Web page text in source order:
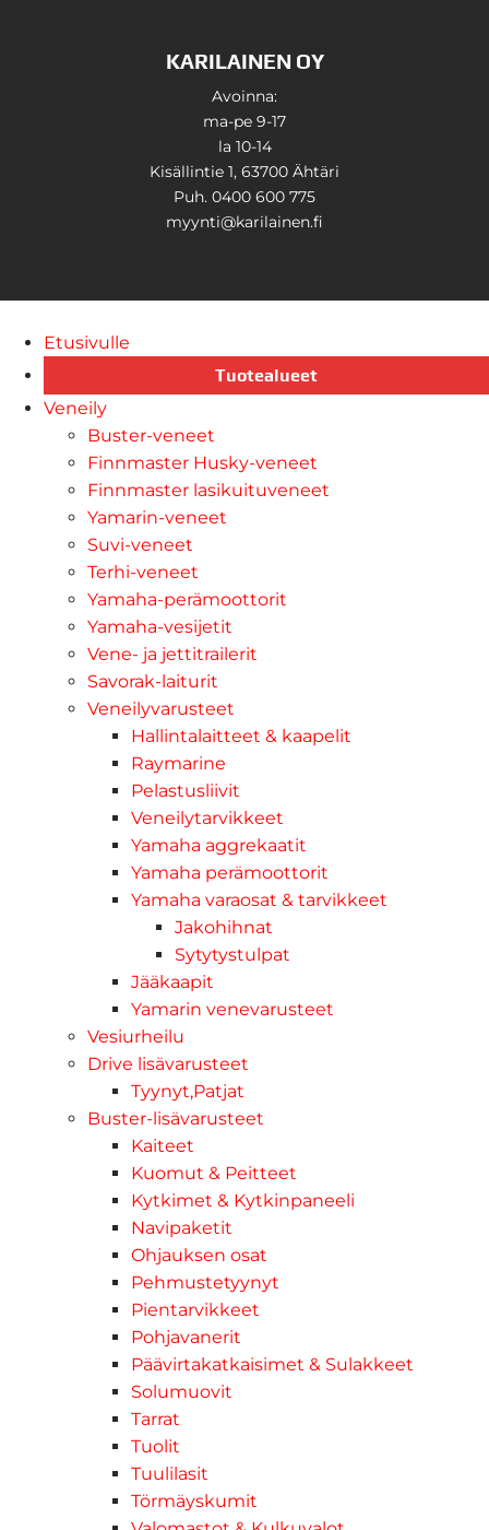
KARILAINEN OY
Avoinna:
ma-pe 9-17
la 10-14
Kisällintie 1, 63700 Ähtäri
Puh. 0400 600 775
myynti@karilainen.fi
Etusivulle
Tuotealueet
Veneily
Buster-veneet
Finnmaster Husky-veneet
Finnmaster lasikuituveneet
Yamarin-veneet
Suvi-veneet
Terhi-veneet
Yamaha-perämoottorit
Yamaha-vesijetit
Vene- ja jettitrailerit
Savorak-laiturit
Veneilyvarusteet
Hallintalaitteet & kaapelit
Raymarine
Pelastusliivit
Veneilytarvikkeet
Yamaha aggrekaatit
Yamaha perämoottorit
Yamaha varaosat & tarvikkeet
Jakohihnat
Sytytystulpat
Jääkaapit
Yamarin venevarusteet
Vesiurheilu
Drive lisävarusteet
Tyynyt,Patjat
Buster-lisävarusteet
Kaiteet
Kuomut & Peitteet
Kytkimet & Kytkinpaneeli
Navipaketit
Ohjauksen osat
Pehmustetyynyt
Pientarvikkeet
Pohjavanerit
Päävirtakatkaisimet & Sulakkeet
Solumuovit
Tarrat
Tuolit
Tuulilasit
Törmäyskumit